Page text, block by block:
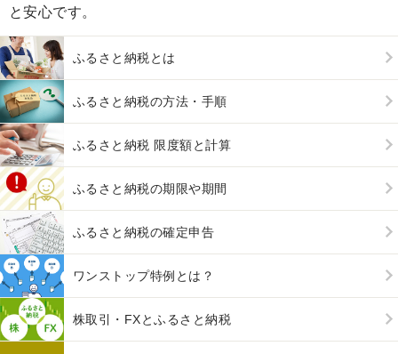
と安心です。
ふるさと納税とは
ふるさと納税の方法・手順
ふるさと納税 限度額と計算
ふるさと納税の期限や期間
ふるさと納税の確定申告
ワンストップ特例とは？
株取引・FXとふるさと納税